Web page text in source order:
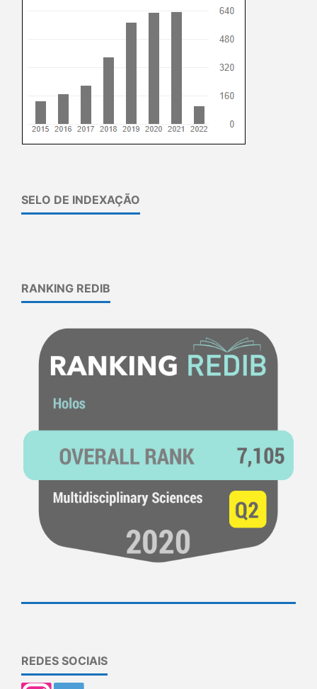
SELO DE INDEXAÇÃO
RANKING REDIB
REDES SOCIAIS